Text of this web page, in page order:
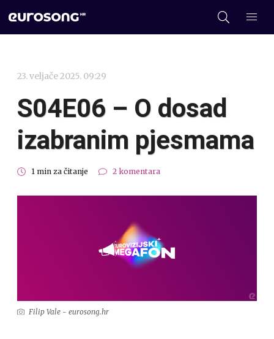
23. veljače 2025. 09:29
S04E06 – O dosad
izabranim pjesmama
1 min za čitanje 2 komentara
Filip Vale - eurosong.hr